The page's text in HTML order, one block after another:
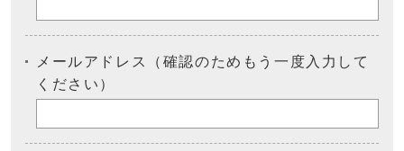
メールアドレス（確認のためもう一度入力して
ください）